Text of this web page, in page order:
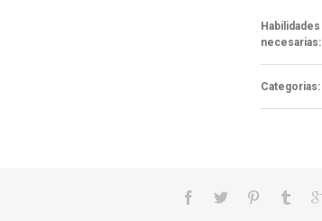
Habilidades
necesarias:
Categorias: